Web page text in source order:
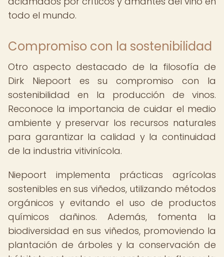
todo el mundo.
Compromiso con la sostenibilidad
Otro aspecto destacado de la filosofía de
Dirk Niepoort es su compromiso con la
sostenibilidad en la producción de vinos.
Reconoce la importancia de cuidar el medio
ambiente y preservar los recursos naturales
para garantizar la calidad y la continuidad
de la industria vitivinícola.
Niepoort implementa prácticas agrícolas
sostenibles en sus viñedos, utilizando métodos
orgánicos y evitando el uso de productos
químicos dañinos. Además, fomenta la
biodiversidad en sus viñedos, promoviendo la
plantación de árboles y la conservación de